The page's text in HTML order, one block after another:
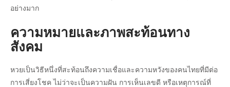
อย่างมาก
ความหมายและภาพสะท้อนทาง
สังคม
หวยเป็นวิธีหนึ่งที่สะท้อนถึงความเชื่อและความหวังของคนไทยที่มีต่อ
การเสี่ยงโชค ไม่ว่าจะเป็นความฝัน การเห็นเลขดี หรือเหตุการณ์ที่